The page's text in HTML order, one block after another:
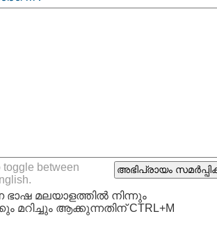
toggle between
മലയാളത്തില്‍ നിന്നും
മറിച്ചും ആക്കുന്നതിന് CTRL+M